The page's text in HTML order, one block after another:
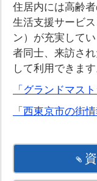
住居内には高齢
生活支援サービ
ン）が充実して
者同士、来訪さ
して利用できます
「グランドマス
「西東京市の街情